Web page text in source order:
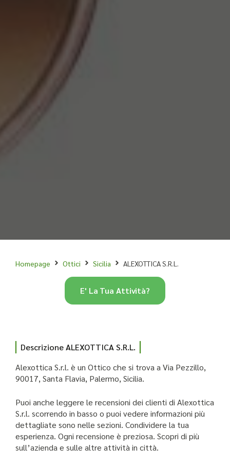
Homepage Ottici Sicilia ALEXOTTICA S.R.L.
Descrizione ALEXOTTICA S.R.L.
Alexottica S.r.l. è un Ottico che si trova a Via Pezzillo,
90017, Santa Flavia, Palermo, Sicilia.
Puoi anche leggere le recensioni dei clienti di Alexottica
S.r.l. scorrendo in basso o puoi vedere informazioni più
dettagliate sono nelle sezioni. Condividere la tua
esperienza. Ogni recensione è preziosa. Scopri di più
sull’azienda e sulle altre attività in città.
E' La Tua Attività?